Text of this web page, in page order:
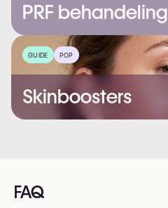
PRF behandeling
GUIDE POP
Skinboosters
FAQ